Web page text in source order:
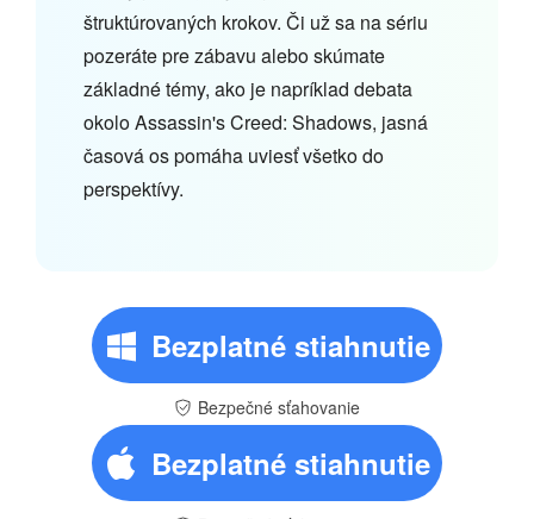
štruktúrovaných krokov. Či už sa na sériu
pozeráte pre zábavu alebo skúmate
základné témy, ako je napríklad debata
okolo Assassin's Creed: Shadows, jasná
časová os pomáha uviesť všetko do
perspektívy.
Bezplatné stiahnutie
Bezpečné sťahovanie
Bezplatné stiahnutie